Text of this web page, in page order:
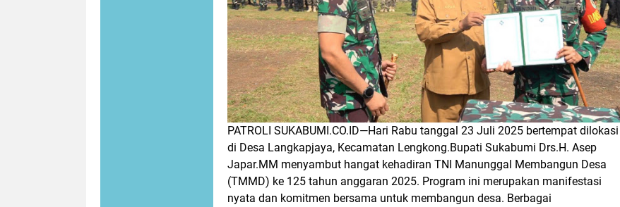
PATROLI SUKABUMI.CO.ID—Hari Rabu tanggal 23 Juli 2025 bertempat dilokasi
di Desa Langkapjaya, Kecamatan Lengkong.Bupati Sukabumi Drs.H. Asep
Japar.MM menyambut hangat kehadiran TNI Manunggal Membangun Desa
(TMMD) ke 125 tahun anggaran 2025. Program ini merupakan manifestasi
nyata dan komitmen bersama untuk membangun desa. Berbagai